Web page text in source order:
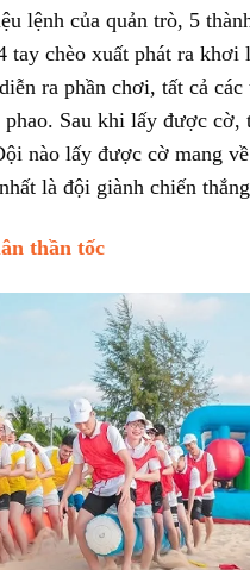
lệnh của quản trò, 5
tay chèo xuất phát ra khơi
ra phần chơi, tất cả các
phao. Sau khi lấy được cờ,
nào lấy được cờ mang
là đội giành chiến
thần tốc